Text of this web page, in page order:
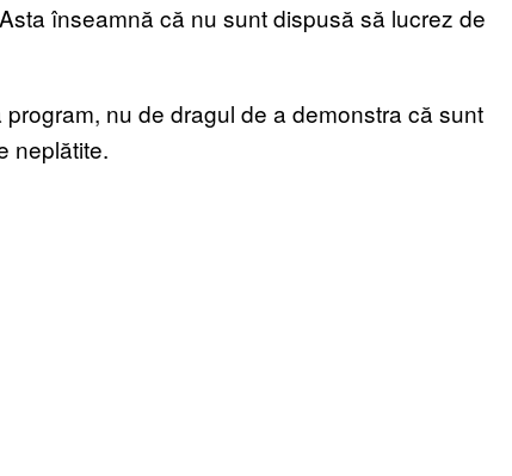
înseamnă că nu sunt dispusă să lucrez de
nu de dragul de a demonstra că sunt
neplătite.